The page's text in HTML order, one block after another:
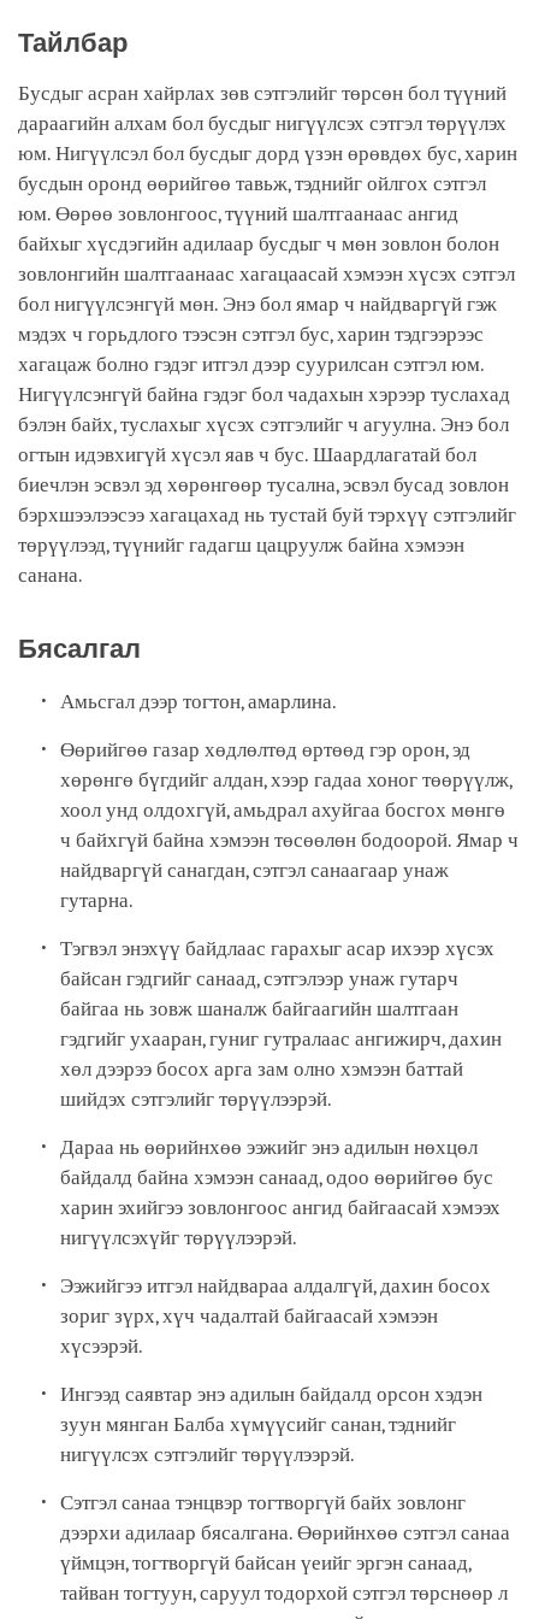
Тайлбар
Бусдыг асран хайрлах зөв сэтгэлийг төрсөн бол түүний
дараагийн алхам бол бусдыг нигүүлсэх сэтгэл төрүүлэх
юм. Нигүүлсэл бол бусдыг дорд үзэн өрөвдөх бус, харин
бусдын оронд өөрийгөө тавьж, тэднийг ойлгох сэтгэл
юм. Өөрөө зовлонгоос, түүний шалтгаанаас ангид
байхыг хүсдэгийн адилаар бусдыг ч мөн зовлон болон
зовлонгийн шалтгаанаас хагацаасай хэмээн хүсэх сэтгэл
бол нигүүлсэнгүй мөн. Энэ бол ямар ч найдваргүй гэж
мэдэх ч горьдлого тээсэн сэтгэл бус, харин тэдгээрээс
хагацаж болно гэдэг итгэл дээр суурилсан сэтгэл юм.
Нигүүлсэнгүй байна гэдэг бол чадахын хэрээр туслахад
бэлэн байх, туслахыг хүсэх сэтгэлийг ч агуулна. Энэ бол
огтын идэвхигүй хүсэл яав ч бус. Шаардлагатай бол
биечлэн эсвэл эд хөрөнгөөр тусална, эсвэл бусад зовлон
бэрхшээлээсээ хагацахад нь тустай буй тэрхүү сэтгэлийг
төрүүлээд, түүнийг гадагш цацруулж байна хэмээн
санана.
Бясалгал
Амьсгал дээр тогтон, амарлина.
Өөрийгөө газар хөдлөлтөд өртөөд гэр орон, эд
хөрөнгө бүгдийг алдан, хээр гадаа хоног төөрүүлж,
хоол унд олдохгүй, амьдрал ахуйгаа босгох мөнгө
ч байхгүй байна хэмээн төсөөлөн бодоорой. Ямар ч
найдваргүй санагдан, сэтгэл санаагаар унаж
гутарна.
Тэгвэл энэхүү байдлаас гарахыг асар ихээр хүсэх
байсан гэдгийг санаад, сэтгэлээр унаж гутарч
байгаа нь зовж шаналж байгаагийн шалтгаан
гэдгийг ухааран, гуниг гутралаас ангижирч, дахин
хөл дээрээ босох арга зам олно хэмээн баттай
шийдэх сэтгэлийг төрүүлээрэй.
Дараа нь өөрийнхөө ээжийг энэ адилын нөхцөл
байдалд байна хэмээн санаад, одоо өөрийгөө бус
харин эхийгээ зовлонгоос ангид байгаасай хэмээх
нигүүлсэхүйг төрүүлээрэй.
Ээжийгээ итгэл найдвараа алдалгүй, дахин босох
зориг зүрх, хүч чадалтай байгаасай хэмээн
хүсээрэй.
Ингээд саявтар энэ адилын байдалд орсон хэдэн
зуун мянган Балба хүмүүсийг санан, тэднийг
нигүүлсэх сэтгэлийг төрүүлээрэй.
Сэтгэл санаа тэнцвэр тогтворгүй байх зовлонг
дээрхи адилаар бясалгана. Өөрийнхөө сэтгэл санаа
үймцэн, тогтворгүй байсан үеийг эргэн санаад,
тайван тогтуун, саруул тодорхой сэтгэл төрснөөр л